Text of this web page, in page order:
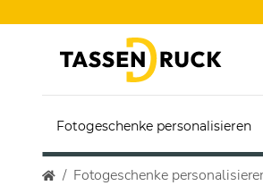
Fotogeschenke personalisieren
Fotogeschenke